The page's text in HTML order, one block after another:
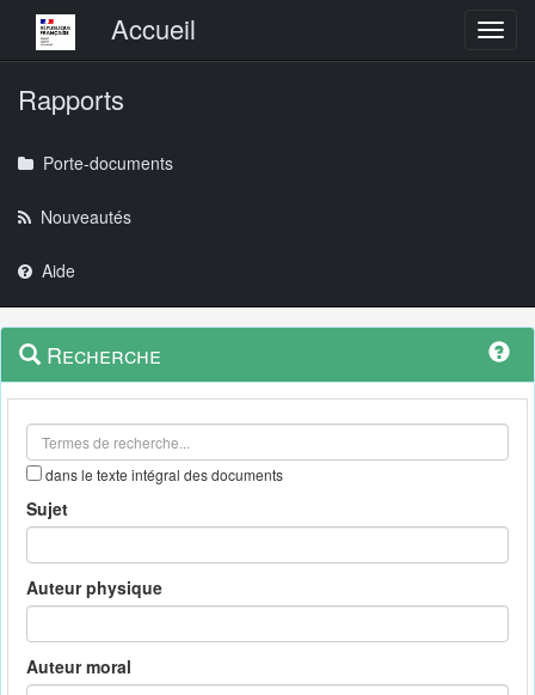
Menu principalAccueil
Rapports
Porte-documents
Nouveautés
Aide
Navigation
outils
Menu
contextuel
Recherche
dans le texte intégral des documents
Sujet
Auteur physique
Auteur moral